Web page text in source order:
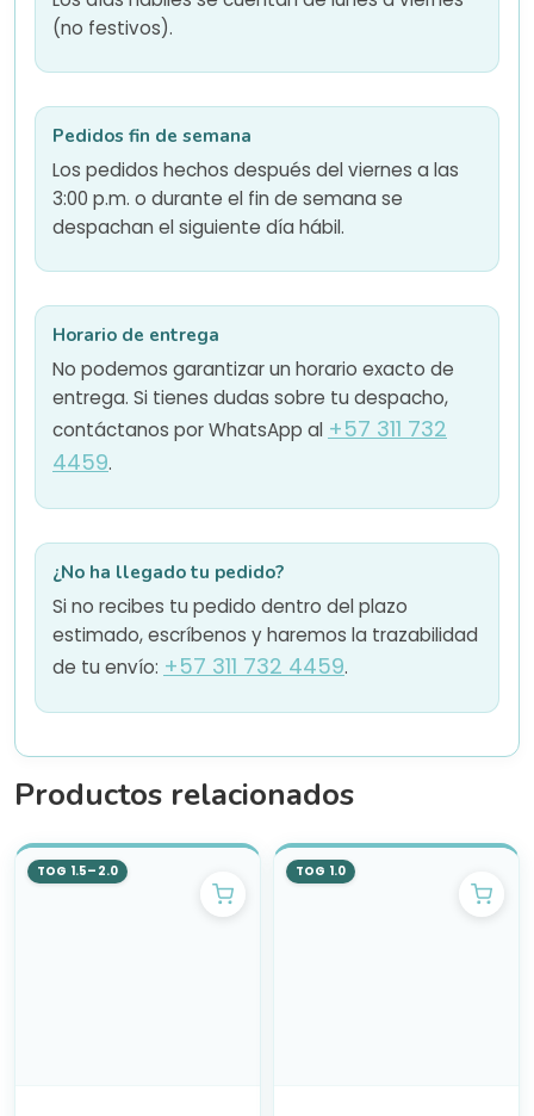
(no festivos).
Pedidos fin de semana
Los pedidos hechos después del viernes a las
3:00 p.m. o durante el fin de semana se
despachan el siguiente día hábil.
Horario de entrega
No podemos garantizar un horario exacto de
entrega. Si tienes dudas sobre tu despacho,
contáctanos por WhatsApp al +57 311 732
4459.
¿No ha llegado tu pedido?
Si no recibes tu pedido dentro del plazo
estimado, escríbenos y haremos la trazabilidad
de tu envío: +57 311 732 4459.
Productos relacionados
TOG 1.5–2.0 TOG 1.0